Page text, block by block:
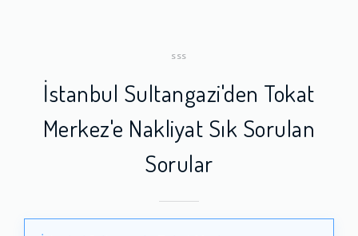
SSS
İstanbul Sultangazi'den Tokat
Merkez'e Nakliyat Sık Sorulan
Sorular